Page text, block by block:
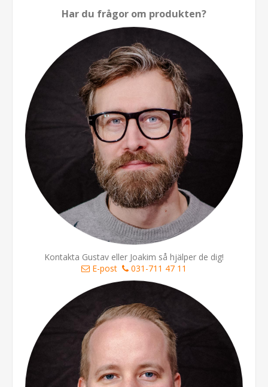
Har du frågor om produkten?
Kontakta Gustav eller Joakim så hjälper de dig!
E-post
031-711 47 11